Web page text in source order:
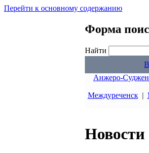
Перейти к основному содержанию
Форма
Найти
Анжеро-
Междуреченск|
Новости